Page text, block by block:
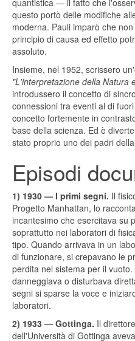
questo portò delle modifiche
moderna. Pauli imparò che
principio di causa ed effetto
assoluto.
Insieme, nel 1952, scrissero
"L'interpretazione della Natura
introdussero il concetto di
connessioni tra eventi al di
concetto fortemente in
base della scienza. Ed è
stato proprio uno dei padri
Episodi
1) 1930 — I primi segni. Il
Progetto Manhattan, lo
incantesimo che esercitava su
soprattutto nei laboratori di
tipo. Quando arrivava in un
di funzionare, si crepavano le
perdita nel sistema per il
danneggiava o disturbava
segni si sparse la voce e
laboratori.
2) 1933 — Gottinga. Il
dell'Università di Gottinga